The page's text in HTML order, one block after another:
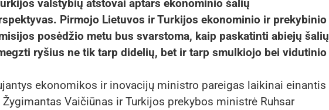
valstybių atstovai aptars ekonominio šalių
Pirmojo Lietuvos ir Turkijos ekonominio ir prekybinio
posėdžio metu bus svarstoma, kaip paskatinti abiejų šalių
ryšius ne tik tarp didelių, bet ir tarp smulkiojo bei vidutinio
ekonomikos ir inovacijų ministro pareigas laikinai einantis
Vaičiūnas ir Turkijos prekybos ministrė Ruhsar